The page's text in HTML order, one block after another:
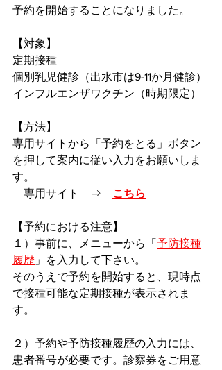
予約を開始することになりました。
【対象】
定期接種
個別乳児健診（出水市は9-11か月健診）
インフルエンザワクチン（時期限定）
【方法】
専用サイトから「予約をとる」ボタン
を押して案内に従い入力をお願いしま
す。
専用サイト　⇒ こちら
【予約における注意】
１）事前に、メニューから「 予防接種
履歴 」を入力して下さい。
そのうえで予約を開始すると、現時点
で接種可能な定期接種が表示されま
す。
２）予約や予防接種履歴の入力には、
患者番号が必要です。診察券をご用意